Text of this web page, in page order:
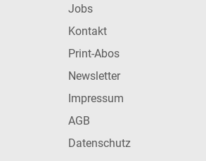
Jobs
Kontakt
Print-Abos
Newsletter
Impressum
AGB
Datenschutz